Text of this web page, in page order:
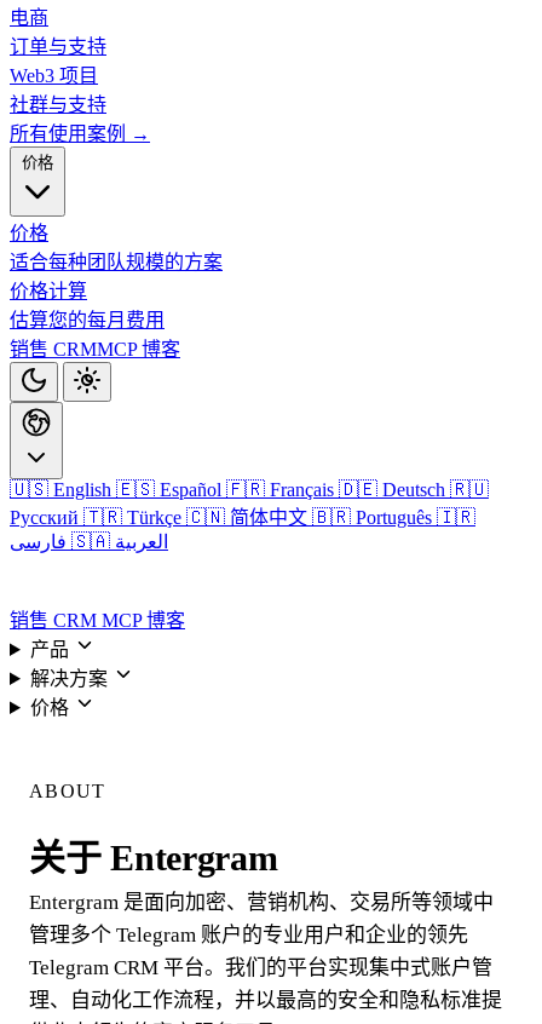
电商
订单与支持
Web3 项目
社群与支持
所有使用案例 →
价格
价格
适合每种团队规模的方案
价格计算
估算您的每月费用
销售 CRMMCP博客
🇺🇸 English 🇪🇸 Español 🇫🇷 Français 🇩🇪 Deutsch 🇷🇺
Русский 🇹🇷 Türkçe 🇨🇳 简体中文 🇧🇷 Português 🇮🇷
🇸🇦 العربية
销售 CRM MCP博客
产品
解决方案
价格
ABOUT
关于 Entergram
Entergram 是面向加密、营销机构、交易所等领域中
管理多个 Telegram 账户的专业用户和企业的领先
Telegram CRM 平台。我们的平台实现集中式账户管
理、自动化工作流程，并以最高的安全和隐私标准提